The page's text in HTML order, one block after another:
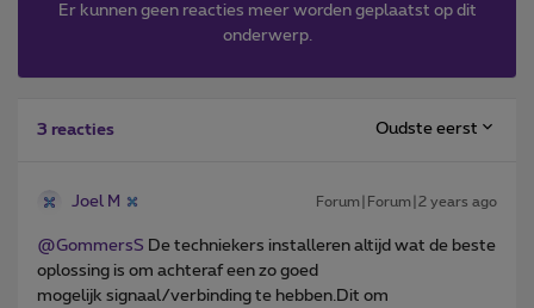
Er kunnen geen reacties meer worden geplaatst op dit
onderwerp.
3 reacties Oudste eerst
Joel M Forum|Forum|2 years ago
@GommersS De techniekers installeren altijd wat de beste
oplossing is om achteraf een zo goed
mogelijk signaal/verbinding te hebben.Dit om